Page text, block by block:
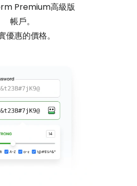
Premium高級版
帳戶。
優惠的價格。